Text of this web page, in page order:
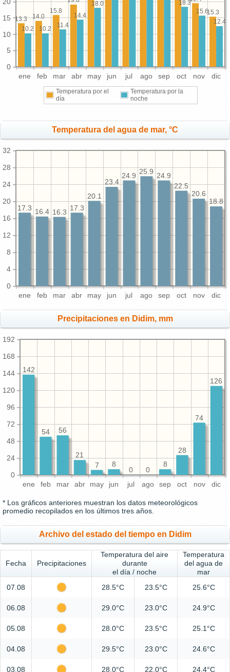
ene feb mar abr may jun jul ago sep oct nov dic
0
5
10
15
15.3
15.8
14.0
13.3 12.4
15.6
18.3
18.0
14.4
11.4
10.2
10.2
Temperatura por el
día
Temperatura por la
noche
Temperatura del agua de mar, °C
ene feb mar abr may jun jul ago sep oct nov dic
0
4
8
12
16
20
24
28
32
18.8
20.6
22.5
24.9
25.9
24.9
23.4
20.1
17.3
16.3
16.4
17.3
Precipitaciones en Didim, mm
ene feb mar abr may jun jul ago sep oct nov dic
0
24
48
72
96
120
144
168
192
126
74
28
8
0
0
8
7
21
56
54
142
* Los gráficos anteriores muestran los datos meteorológicos
promedio recopilados en los últimos tres años.
Archivo del estado del tiempo en Didim
Fecha Precipitaciones
Temperatura del aire
durante
el día / noche
Temperatura
del agua de
mar
07.08
28.5°C 23.5°C 25.6°C
06.08 29.0°C 23.0°C 24.9°C
05.08 28.0°C 23.5°C 25.1°C
04.08 29.5°C 23.0°C 24.6°C
03.08 28.0°C 22.0°C 24.4°C